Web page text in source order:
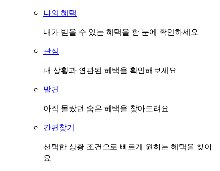
나의 혜택
내가 받을 수 있는 혜택을 한 눈에 확인하세요
관심
내 상황과 연관된 혜택을 확인해보세요
발견
아직 몰랐던 숨은 혜택을 찾아드려요
간편찾기
선택한 상황 조건으로 빠르게 원하는 혜택을 찾아
요